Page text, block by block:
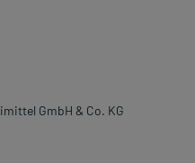
GmbH & Co. KG